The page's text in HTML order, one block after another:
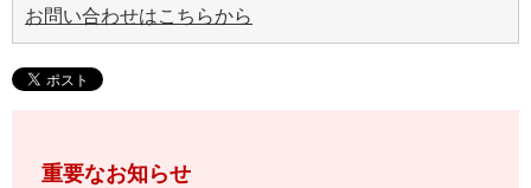
お問い合わせはこちらから
重要なお知らせ